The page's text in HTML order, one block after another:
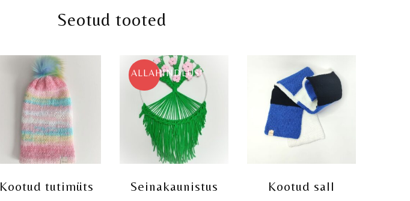
Seotud tooted
Kootud tutimüts
ALLAHINDLUS!
Seinakaunistus
Kootud sall